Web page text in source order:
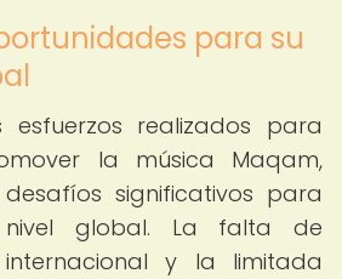
para su
realizados para
la música Maqam,
significativos para
global. La falta de
internacional y la limitada